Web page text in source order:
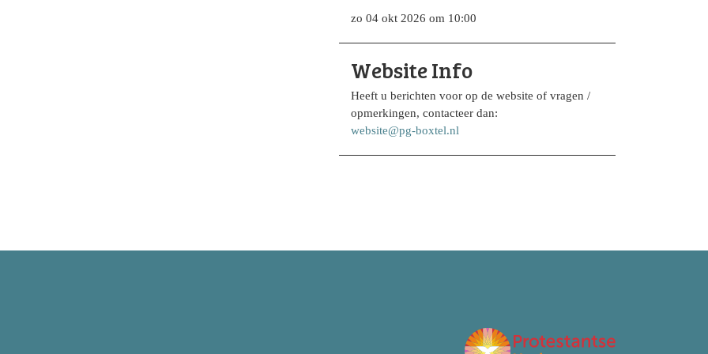
zo 04 okt 2026 om 10:00
Website Info
Heeft u berichten voor op de website of vragen /
opmerkingen, contacteer dan:
website@pg-boxtel.nl